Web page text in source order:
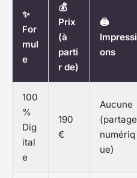
✨
For
mul
e
💰
Prix
(à
parti
r de)
🖨️
Impressi
ons
100
%
Dig
ital
e
190
€
Aucune
(partage
numériq
ue)